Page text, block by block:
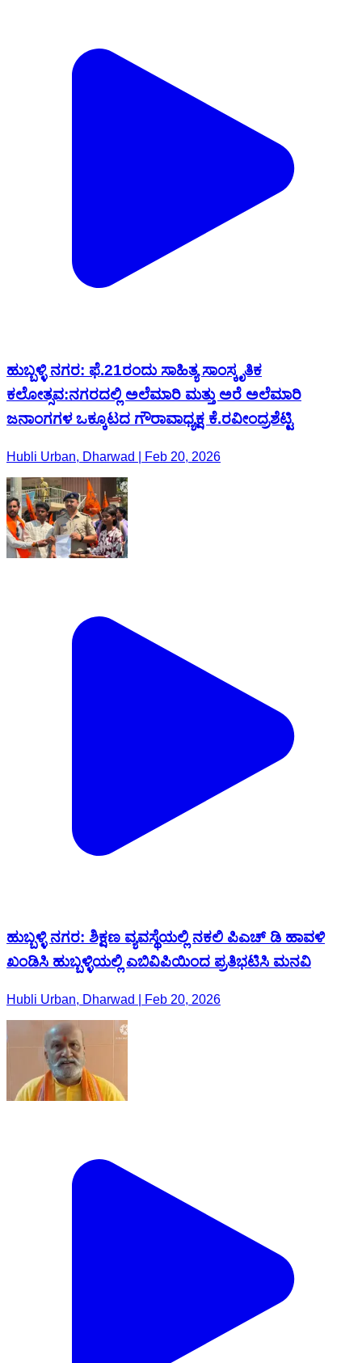
ಹುಬ್ಬಳ್ಳಿ ನಗರ: ಫೆ.21ರಂದು ಸಾಹಿತ್ಯ ಸಾಂಸ್ಕೃತಿಕ
ಕಲೋತ್ಸವ:ನಗರದಲ್ಲಿ ಅಲೆಮಾರಿ ಮತ್ತು ಅರೆ ಅಲೆಮಾರಿ
ಜನಾಂಗಗಳ ಒಕ್ಕೂಟದ ಗೌರಾವಾಧ್ಯಕ್ಷ ಕೆ.ರವೀಂದ್ರಶೆಟ್ಟಿ
Hubli Urban, Dharwad | Feb 20, 2026
ಹುಬ್ಬಳ್ಳಿ ನಗರ: ಶಿಕ್ಷಣ ವ್ಯವಸ್ಥೆಯಲ್ಲಿ ನಕಲಿ ಪಿಎಚ್ ಡಿ ಹಾವಳಿ
ಖಂಡಿಸಿ ಹುಬ್ಬಳ್ಳಿಯಲ್ಲಿ ಎಬಿವಿಪಿಯಿಂದ ಪ್ರತಿಭಟಿಸಿ ಮನವಿ
Hubli Urban, Dharwad | Feb 20, 2026